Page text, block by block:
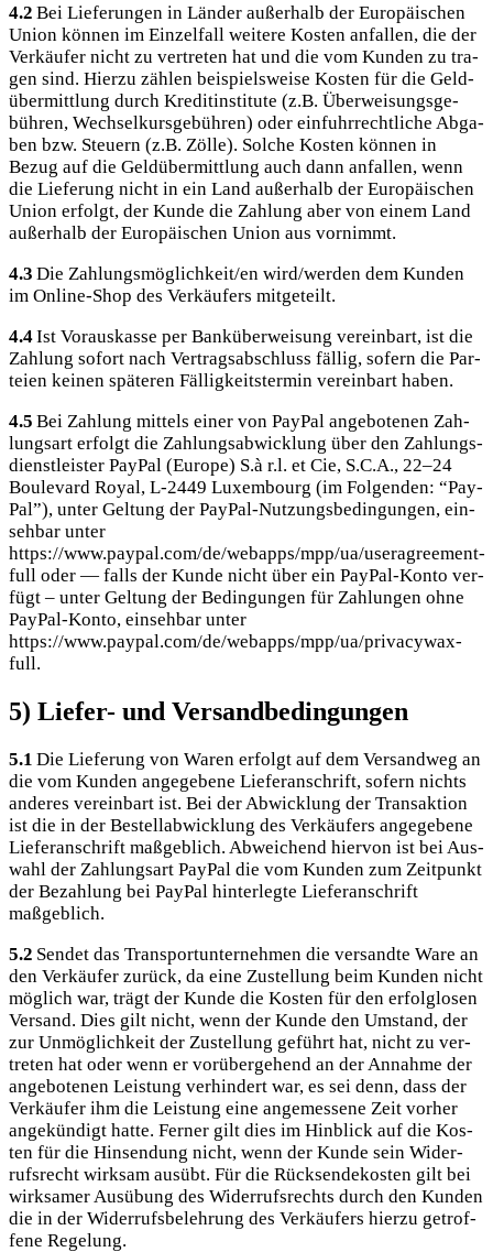
4.2 Bei Lie­fe­run­gen in Län­der außer­halb der Euro­päi­schen
Uni­on kön­nen im Ein­zel­fall wei­te­re Kos­ten anfal­len, die der
Ver­käu­fer nicht zu ver­tre­ten hat und die vom Kun­den zu tra­
gen sind. Hier­zu zäh­len bei­spiels­wei­se Kos­ten für die Geld­
über­mitt­lung durch Kre­dit­in­sti­tu­te (z.B. Über­wei­sungs­ge­
büh­ren, Wech­sel­kurs­ge­büh­ren) oder ein­fuhr­recht­li­che Abga­
ben bzw. Steu­ern (z.B. Zöl­le). Sol­che Kos­ten kön­nen in
Bezug auf die Geld­über­mitt­lung auch dann anfal­len, wenn
die Lie­fe­rung nicht in ein Land außer­halb der Euro­päi­schen
Uni­on erfolgt, der Kun­de die Zah­lung aber von einem Land
außer­halb der Euro­päi­schen Uni­on aus vornimmt.
4.3 Die Zahlungsmöglichkeit/en wird/werden dem Kun­den
im Online-Shop des Ver­käu­fers mitgeteilt.
4.4Ist Vor­aus­kas­se per Bank­über­wei­sung ver­ein­bart, ist die
Zah­lung sofort nach Ver­trags­ab­schluss fäl­lig, sofern die Par­
tei­en kei­nen spä­te­ren Fäl­lig­keits­ter­min ver­ein­bart haben.
4.5 Bei Zah­lung mit­tels einer von Pay­Pal ange­bo­te­nen Zah­
lungs­art erfolgt die Zah­lungs­ab­wick­lung über den Zah­lungs­
dienst­leis­ter Pay­Pal (Euro­pe) S.à r.l. et Cie, S.C.A., 22–24
Bou­le­vard Roy­al, L‑2449 Luxem­bourg (im Fol­gen­den: “Pay­
Pal”), unter Gel­tung der Pay­Pal-Nut­zungs­be­din­gun­gen, ein­
seh­bar unter
https://www.paypal.com/de/webapps/mpp/ua/useragreement-
full oder — falls der Kun­de nicht über ein Pay­Pal-Kon­to ver­
fügt – unter Gel­tung der Bedin­gun­gen für Zah­lun­gen ohne
Pay­Pal-Kon­to, ein­seh­bar unter
https://www.paypal.com/de/webapps/mpp/ua/privacywax-
full.
5) Liefer- und Versandbedingungen
5.1 Die Lie­fe­rung von Waren erfolgt auf dem Ver­sand­weg an
die vom Kun­den ange­ge­be­ne Lie­fer­an­schrift, sofern nichts
ande­res ver­ein­bart ist. Bei der Abwick­lung der Trans­ak­ti­on
ist die in der Bestell­ab­wick­lung des Ver­käu­fers ange­ge­be­ne
Lie­fer­an­schrift maß­geb­lich. Abwei­chend hier­von ist bei Aus­
wahl der Zah­lungs­art Pay­Pal die vom Kun­den zum Zeit­punkt
der Bezah­lung bei Pay­Pal hin­ter­leg­te Lie­fer­an­schrift
maßgeblich.
5.2 Sen­det das Trans­port­un­ter­neh­men die ver­sand­te Ware an
den Ver­käu­fer zurück, da eine Zustel­lung beim Kun­den nicht
mög­lich war, trägt der Kun­de die Kos­ten für den erfolg­lo­sen
Ver­sand. Dies gilt nicht, wenn der Kun­de den Umstand, der
zur Unmög­lich­keit der Zustel­lung geführt hat, nicht zu ver­
tre­ten hat oder wenn er vor­über­ge­hend an der Annah­me der
ange­bo­te­nen Leis­tung ver­hin­dert war, es sei denn, dass der
Ver­käu­fer ihm die Leis­tung eine ange­mes­se­ne Zeit vor­her
ange­kün­digt hat­te. Fer­ner gilt dies im Hin­blick auf die Kos­
ten für die Hin­sen­dung nicht, wenn der Kun­de sein Wider­
rufs­recht wirk­sam aus­übt. Für die Rück­sen­de­kos­ten gilt bei
wirk­sa­mer Aus­übung des Wider­rufs­rechts durch den Kun­den
die in der Wider­rufs­be­leh­rung des Ver­käu­fers hier­zu getrof­
fe­ne Regelung.